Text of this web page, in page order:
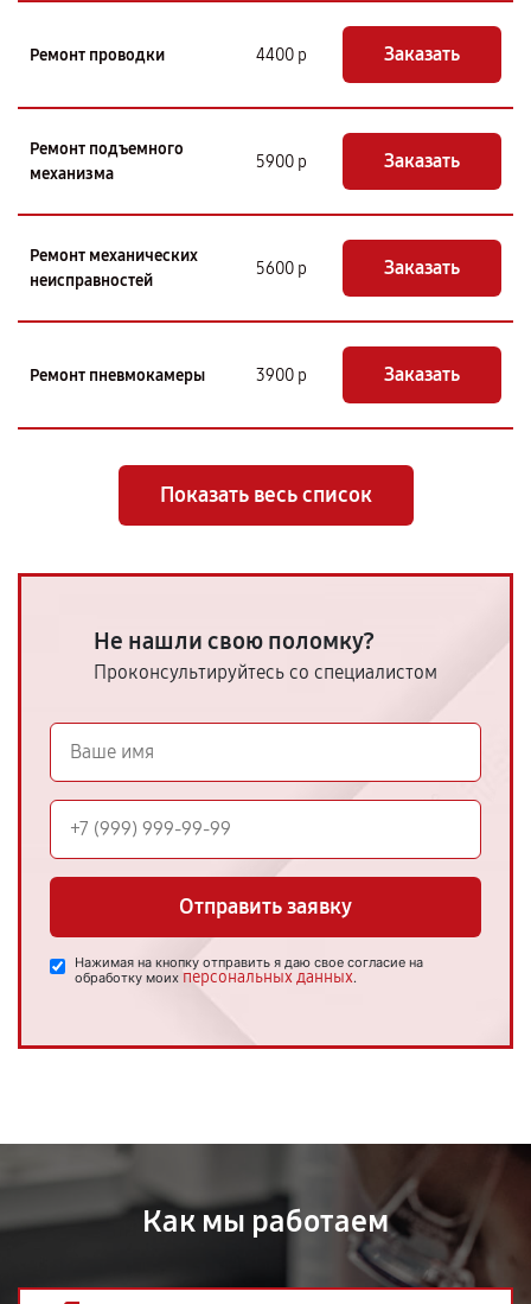
Ремонт проводки 4400 р Заказать
Ремонт подъемного
механизма
5900 р Заказать
Ремонт механических
неисправностей
5600 р Заказать
Ремонт пневмокамеры 3900 р Заказать
Показать весь список
Не нашли свою поломку?
Проконсультируйтесь со специалистом
Отправить заявку
Нажимая на кнопку отправить я даю свое согласие на
обработку моих персональных данных.
Как мы работаем